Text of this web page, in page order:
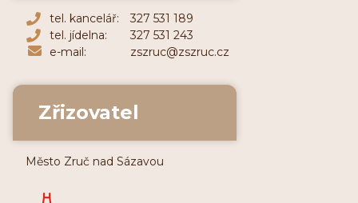
tel. kancelář:
327 531 189
tel. jídelna:
327 531 243
e-mail:
zszruc@zszruc.cz
Zřizovatel
Město Zruč nad Sázavou